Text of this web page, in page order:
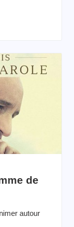
de
autour